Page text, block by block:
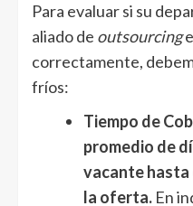
Para evaluar si su
aliado de outsourcing
correctamente,
fríos:
Tiempo de
promedio de
vacante hasta
la oferta. En